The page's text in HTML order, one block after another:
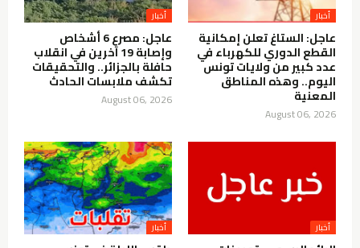
أخبار
عاجل: الستاغ تعلن إمكانية
القطع الدوري للكهرباء في
عدد كبير من ولايات تونس
اليوم.. وهذه المناطق
المعنية
August 06, 2026
أخبار
عاجل: مصرع 6 أشخاص
وإصابة 19 آخرين في انقلاب
حافلة بالجزائر.. والتحقيقات
تكشف ملابسات الحادث
August 06, 2026
أخبار أخبار